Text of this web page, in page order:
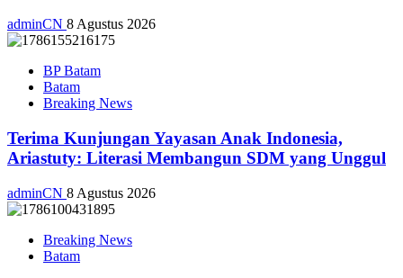
adminCN 8 Agustus 2026
BP Batam
Batam
Breaking News
Terima Kunjungan Yayasan Anak Indonesia,
Ariastuty: Literasi Membangun SDM yang Unggul
adminCN 8 Agustus 2026
Breaking News
Batam